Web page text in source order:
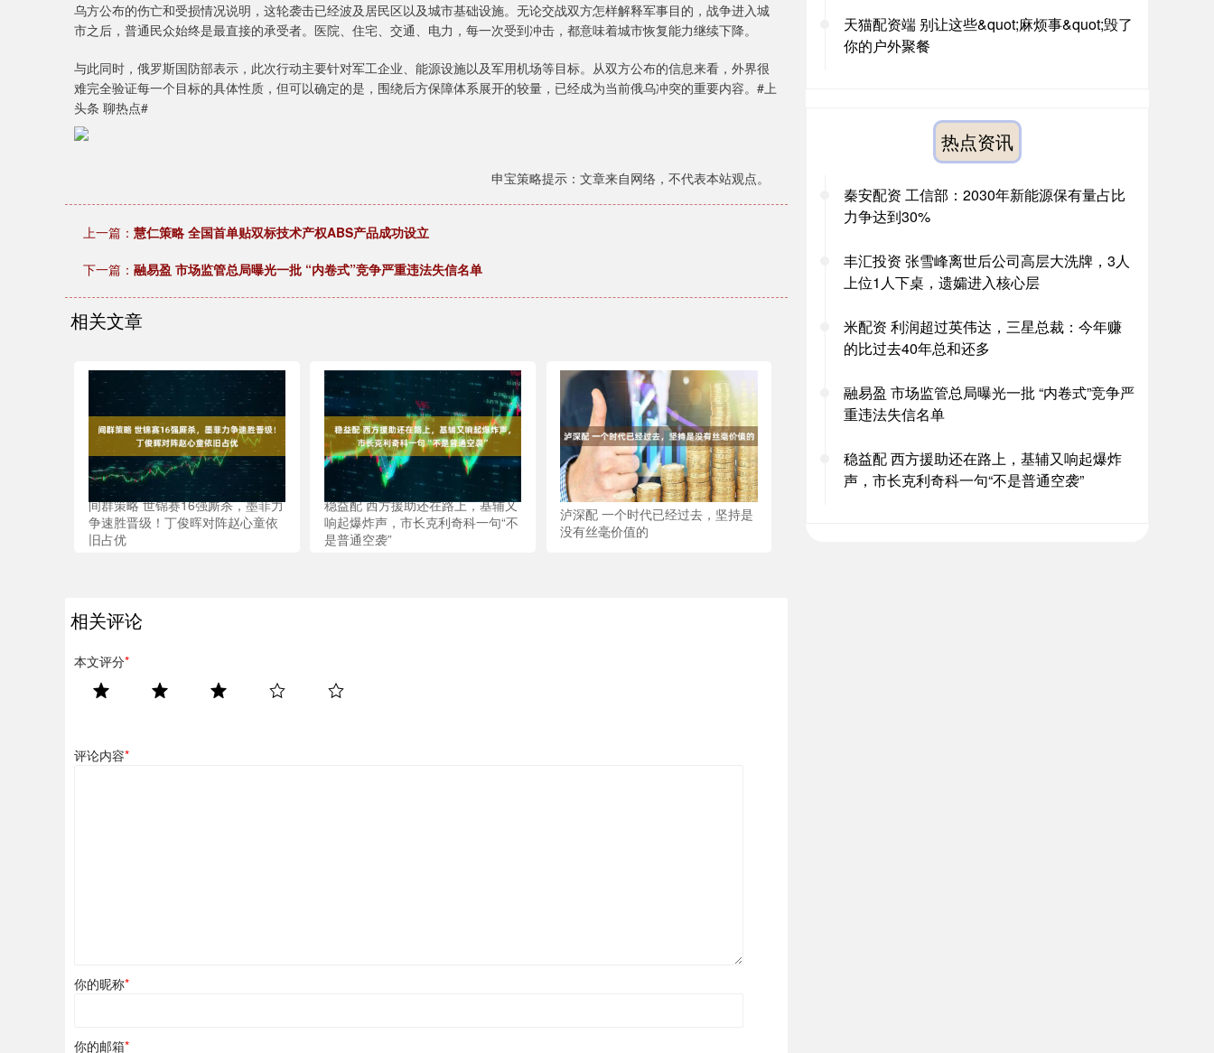
乌方公布的伤亡和受损情况说明，这轮袭击已经波及居民区以及城市基础设施。无论交战双方怎样解释军事目的，战争进入城
市之后，普通民众始终是最直接的承受者。医院、住宅、交通、电力，每一次受到冲击，都意味着城市恢复能力继续下降。
与此同时，俄罗斯国防部表示，此次行动主要针对军工企业、能源设施以及军用机场等目标。从双方公布的信息来看，外界很
难完全验证每一个目标的具体性质，但可以确定的是，围绕后方保障体系展开的较量，已经成为当前俄乌冲突的重要内容。#上
头条 聊热点#
申宝策略提示：文章来自网络，不代表本站观点。
上一篇： 慧仁策略 全国首单贴双标技术产权ABS产品成功设立
下一篇： 融易盈 市场监管总局曝光一批 “内卷式”竞争严重违法失信名单
相关文章
间群策略 世锦赛16强厮杀，墨菲力
争速胜晋级！丁俊晖对阵赵心童依
旧占优
稳益配 西方援助还在路上，基辅又
响起爆炸声，市长克利奇科一句“不
是普通空袭”
泸深配 一个时代已经过去，坚持是
没有丝毫价值的
相关评论
本文评分*
评论内容*
你的昵称*
你的邮箱*
天猫配资端 别让这些&quot;麻烦事&quot;毁了
你的户外聚餐
热点资讯
秦安配资 工信部：2030年新能源保有量占比
力争达到30%
丰汇投资 张雪峰离世后公司高层大洗牌，3人
上位1人下桌，遗孀进入核心层
米配资 利润超过英伟达，三星总裁：今年赚
的比过去40年总和还多
融易盈 市场监管总局曝光一批 “内卷式”竞争严
重违法失信名单
稳益配 西方援助还在路上，基辅又响起爆炸
声，市长克利奇科一句“不是普通空袭”